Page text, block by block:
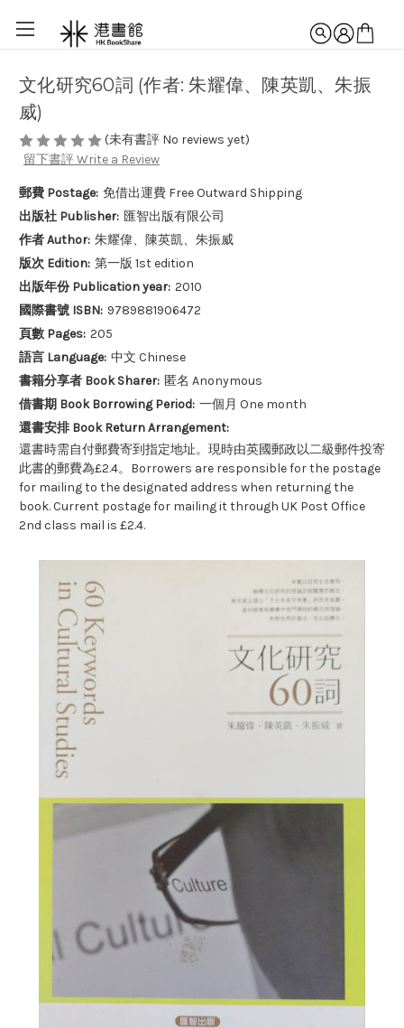
文化研究60詞 (作者: 朱耀偉、陳英凱、朱振
威)
(未有書評 No reviews yet)
留下書評 Write a Review
郵費 Postage: 免借出運費 Free Outward Shipping
出版社 Publisher: 匯智出版有限公司
作者 Author: 朱耀偉、陳英凱、朱振威
版次 Edition: 第一版 1st edition
出版年份 Publication year: 2010
國際書號 ISBN: 9789881906472
頁數 Pages: 205
語言 Language: 中文 Chinese
書籍分享者 Book Sharer: 匿名 Anonymous
借書期 Book Borrowing Period: 一個月 One month
還書安排 Book Return Arrangement:
還書時需自付郵費寄到指定地址。現時由英國郵政以二級郵件投寄
此書的郵費為£2.4。Borrowers are responsible for the postage
for mailing to the designated address when returning the
book. Current postage for mailing it through UK Post Office
2nd class mail is £2.4.